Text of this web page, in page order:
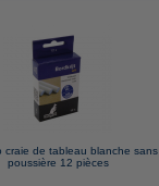
craie de tableau blanche sans
poussière 12 pièces